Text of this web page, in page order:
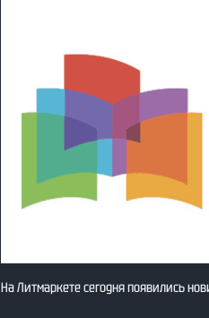
На Литмаркете сегодня появились